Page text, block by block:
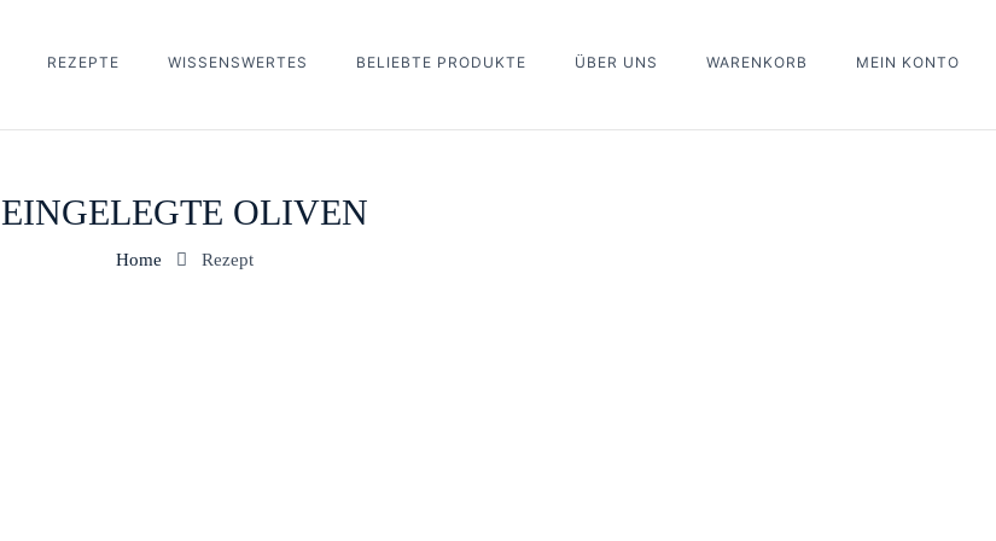
REZEPTE WISSENSWERTES BELIEBTE PRODUKTE ÜBER UNS WARENKORB MEIN KONTO
EINGELEGTE OLIVEN
Home Rezept